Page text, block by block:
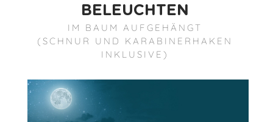
BELEUCHTEN
IM BAUM AUFGEHÄNGT
(SCHNUR UND KARABINERHAKEN
INKLUSIVE)